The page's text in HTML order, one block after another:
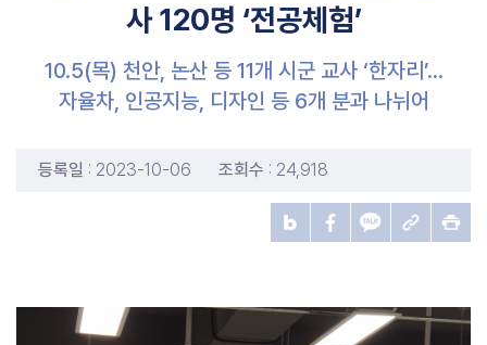
사 120명 ‘전공체험’
10.5(목) 천안, 논산 등 11개 시군 교사 ‘한자리’...
자율차, 인공지능, 디자인 등 6개 분과 나뉘어
등록일 : 2023-10-06 조회수 : 24,918